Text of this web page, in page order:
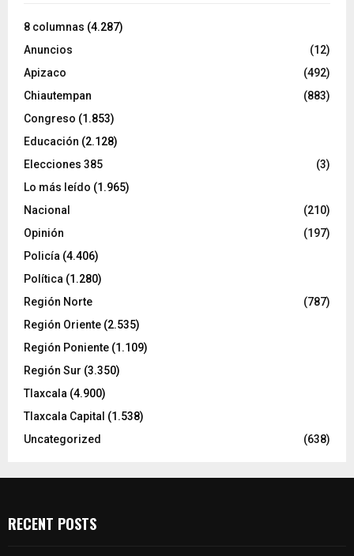
8 columnas (4.287)
Anuncios
(12)
Apizaco
(492)
Chiautempan
(883)
Congreso (1.853)
Educación (2.128)
Elecciones 385
(3)
Lo más leído (1.965)
Nacional
(210)
Opinión
(197)
Policía (4.406)
Política (1.280)
Región Norte
(787)
Región Oriente (2.535)
Región Poniente (1.109)
Región Sur (3.350)
Tlaxcala (4.900)
Tlaxcala Capital (1.538)
Uncategorized
(638)
RECENT POSTS